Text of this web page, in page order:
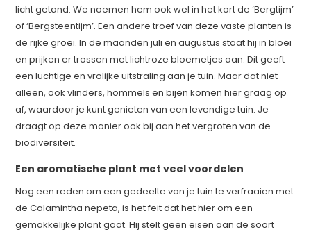
licht getand. We noemen hem ook wel in het kort de ‘Bergtijm’
of ‘Bergsteentijm’. Een andere troef van deze vaste planten is
de rijke groei. In de maanden juli en augustus staat hij in bloei
en prijken er trossen met lichtroze bloemetjes aan. Dit geeft
een luchtige en vrolijke uitstraling aan je tuin. Maar dat niet
alleen, ook vlinders, hommels en bijen komen hier graag op
af, waardoor je kunt genieten van een levendige tuin. Je
draagt op deze manier ook bij aan het vergroten van de
biodiversiteit.
Een aromatische plant met veel voordelen
Nog een reden om een gedeelte van je tuin te verfraaien met
de Calamintha nepeta, is het feit dat het hier om een
gemakkelijke plant gaat. Hij stelt geen eisen aan de soort